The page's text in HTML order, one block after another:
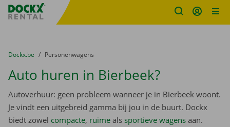
Fratello DEMO
U bevindt zich hier:
van
Dockx.be naar
Personenwagens
Auto huren in Bierbeek?
Autoverhuur: geen probleem wanneer je in Bierbeek woont.
Je vindt een uitgebreid gamma bij jou in de buurt. Dockx
biedt zowel compacte, ruime als sportieve wagens aan.